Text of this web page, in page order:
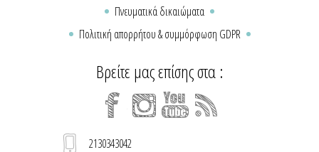
Πνευματικά δικαιώματα
Πολιτική απορρήτου & συμμόρφωση GDPR
Βρείτε μας επίσης στα :
2130343042